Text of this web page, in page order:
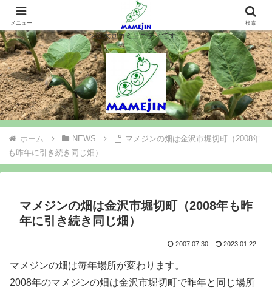
マメジンは大豆を作ります、シロウト農業を楽しみます、大豆コミュニティ＝
マメジン。大豆栽培や味噌豆腐づくりで農業と食料問題を考え行動するマメジ
ンは大豆コミュニティです。
ホーム NEWS
マメジンの畑は金沢市堀切町（2008年
も昨年に引き続き同じ畑）
マメジンの畑は金沢市堀切町（2008年も昨
年に引き続き同じ畑）
2007.07.30 2023.01.22
マメジンの畑は毎年場所が変わります。
2008年のマメジンの畑は金沢市堀切町で昨年と同じ場所
メニュー 検索